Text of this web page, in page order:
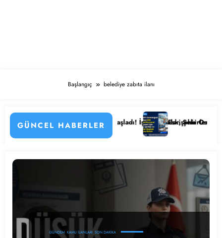
Başlangıç belediye zabıta ilanı
GÜNCEL HABERLER
Detayları
Hastanesi Personel Alımı Başladı! İşte Kadrolar, Şehirler ve Başvuru
Eskişehir Osmangazi
GÜNDEM KAMU İLANLARI SON DAKIKA